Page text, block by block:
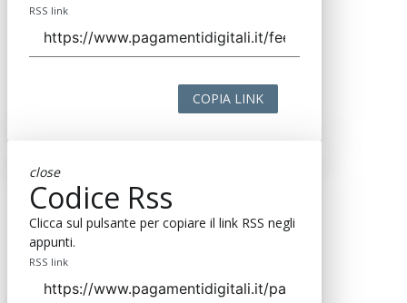
RSS link
COPIA LINK
close
Codice Rss
Clicca sul pulsante per copiare il link RSS negli
appunti.
RSS link